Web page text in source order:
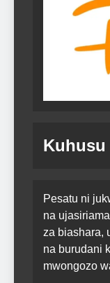
Kuhusu
Pesatu ni
na
za biashara,
na burudani
mwongozo